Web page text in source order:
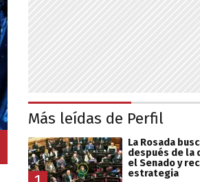
Más leídas de Perfil
La Rosada
después de la
el Senado y
estrategia